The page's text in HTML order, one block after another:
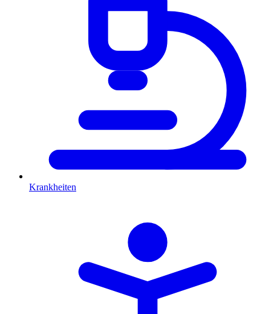
Krankheiten